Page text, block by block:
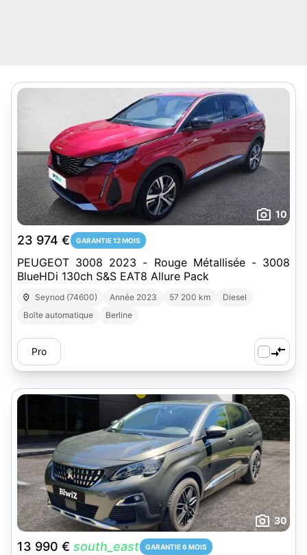
10
23 974 € GARANTIE 12 MOIS
PEUGEOT 3008 2023 - Rouge Métallisée - 3008
BlueHDi 130ch S&S EAT8 Allure Pack
Seynod (74600) Année 2023 57 200 km
Diesel
Boîte automatique
Berline
Pro
30
13 990 € south_east GARANTIE 6 MOIS